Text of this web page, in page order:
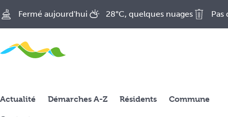
c
é
a
Fermé aujourd'hui 28°C, quelques nuages Pas
Actualité Démarches A-Z Résidents Commune